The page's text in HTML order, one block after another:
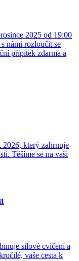
2025 od 19:00
námi rozloučit se
přípitek zdarma a
který zahrnuje
Těšíme se na vaši
silové cvičení a
vaše cesta k